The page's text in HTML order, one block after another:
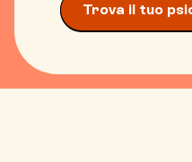
Trova il tuo